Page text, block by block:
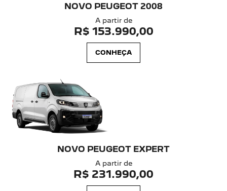
NOVO PEUGEOT 2008
A partir de
R$ 153.990,00
CONHEÇA
NOVO PEUGEOT EXPERT
A partir de
R$ 231.990,00